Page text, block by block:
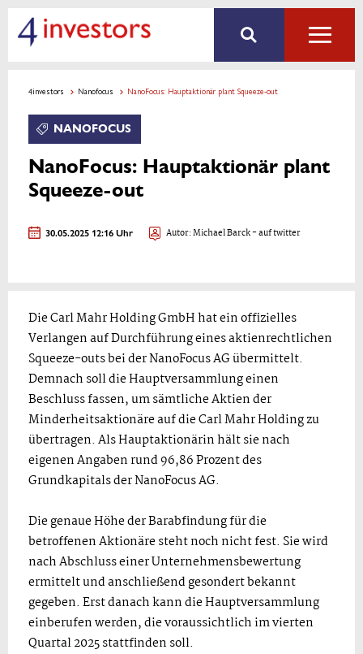
4investors Nanofocus NanoFocus: Hauptaktionär plant Squeeze-out
NANOFOCUS
NanoFocus: Hauptaktionär plant
Squeeze-out
30.05.2025 12:16 Uhr Autor:Michael Barck- auf twitter
Die Carl Mahr Holding GmbH hat ein offizielles
Verlangen auf Durchführung eines aktienrechtlichen
Squeeze-outs bei der NanoFocus AG übermittelt.
Demnach soll die Hauptversammlung einen
Beschluss fassen, um sämtliche Aktien der
Minderheitsaktionäre auf die Carl Mahr Holding zu
übertragen. Als Hauptaktionärin hält sie nach
eigenen Angaben rund 96,86 Prozent des
Grundkapitals der NanoFocus AG.
Die genaue Höhe der Barabfindung für die
betroffenen Aktionäre steht noch nicht fest. Sie wird
nach Abschluss einer Unternehmensbewertung
ermittelt und anschließend gesondert bekannt
gegeben. Erst danach kann die Hauptversammlung
einberufen werden, die voraussichtlich im vierten
Quartal 2025 stattfinden soll.